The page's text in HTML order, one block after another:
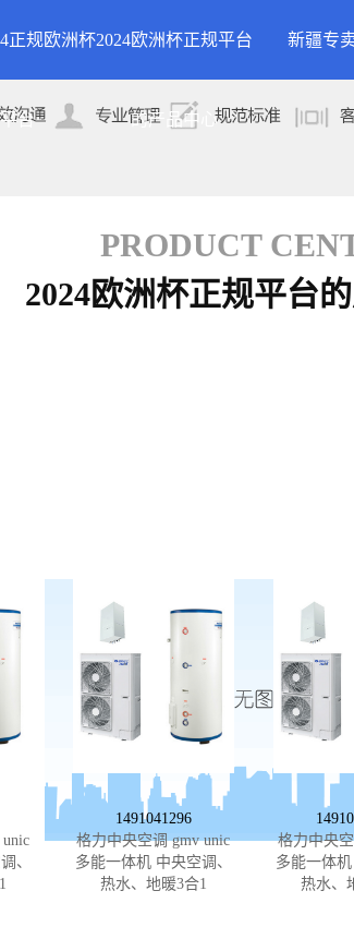
正规欧洲杯
平台
杯正规平台的
2024欧洲杯正规平台
的产品中心
新疆专
PRODUCT
2024欧洲杯正规平台
、
1491041296
格力中央空调 gmv unic
多能一体机 中央空调、
热水、地暖3合1
格力中央
多能一体机
热水、